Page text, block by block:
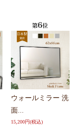
かわいいアンティ
ーク...